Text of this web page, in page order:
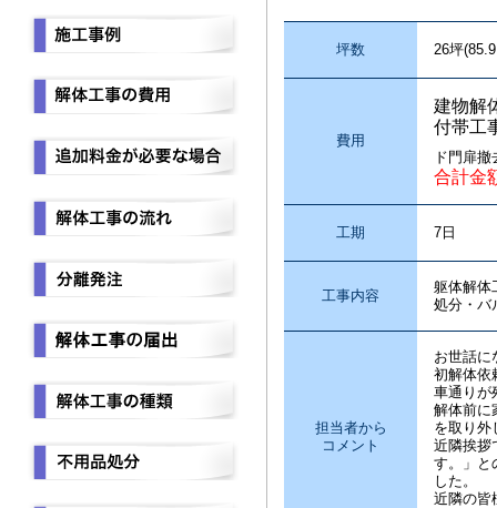
坪数 26坪
費用
建物解
付帯工
ド門扉
合計金
工期 7日
工事内容
躯体解
処分・バ
担当者から
コメント
お世話に
初解体依
車通りが
解体前に
を取り外
近隣挨拶
す。」と
した。
近隣の皆